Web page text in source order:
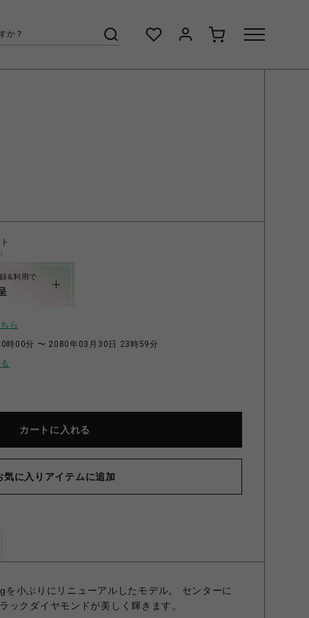
&利用で
ら
時00分 〜 2080年03月30日 23時59分
カートに入れる
気に入りアイテムに追加
小ぶりにリニューアルしたモデル。 センターに
ックダイヤモンドが美しく輝きます。